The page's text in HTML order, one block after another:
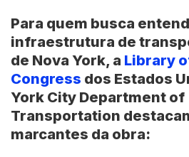
Para quem busca
infraestrutura de
de Nova York, a Library
Congress dos Estados
York City Department of
Transportation
marcantes da obra: